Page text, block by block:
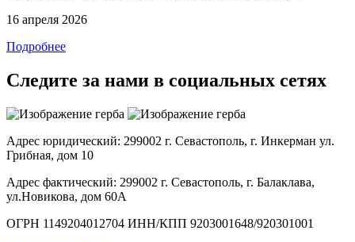
16 апреля 2026
Подробнее
Следите за нами в социальных сетях
Адрес юридический: 299002 г. Севастополь, г. Инкерман ул.
Грибная, дом 10
Адрес фактический: 299002 г. Севастополь, г. Балаклава,
ул.Новикова, дом 60А
ОГРН 1149204012704 ИНН/КПП 9203001648/920301001